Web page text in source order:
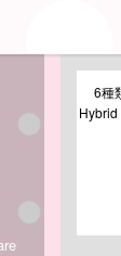
6種
Hybrid